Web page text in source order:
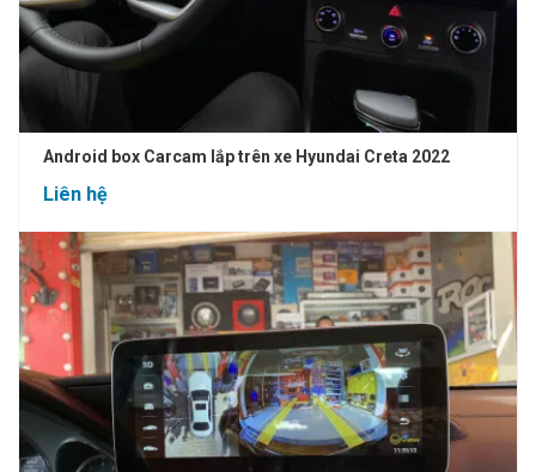
Android box Carcam lắp trên xe Hyundai Creta 2022
Liên hệ